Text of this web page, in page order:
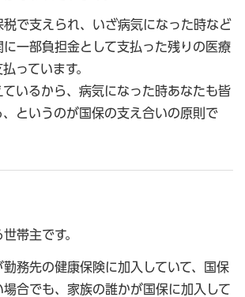
税で支えられ、いざ病気になった時など
一部負担金として支払った残りの医療
っています。
いるから、病気になった時あなたも皆
、というのが国保の支え合いの原則で
帯主です。
務先の健康保険に加入していて、国保
合でも、家族の誰かが国保に加入して